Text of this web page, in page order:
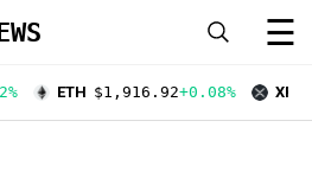
☰
ETH $1,916.92+0.08% XRP